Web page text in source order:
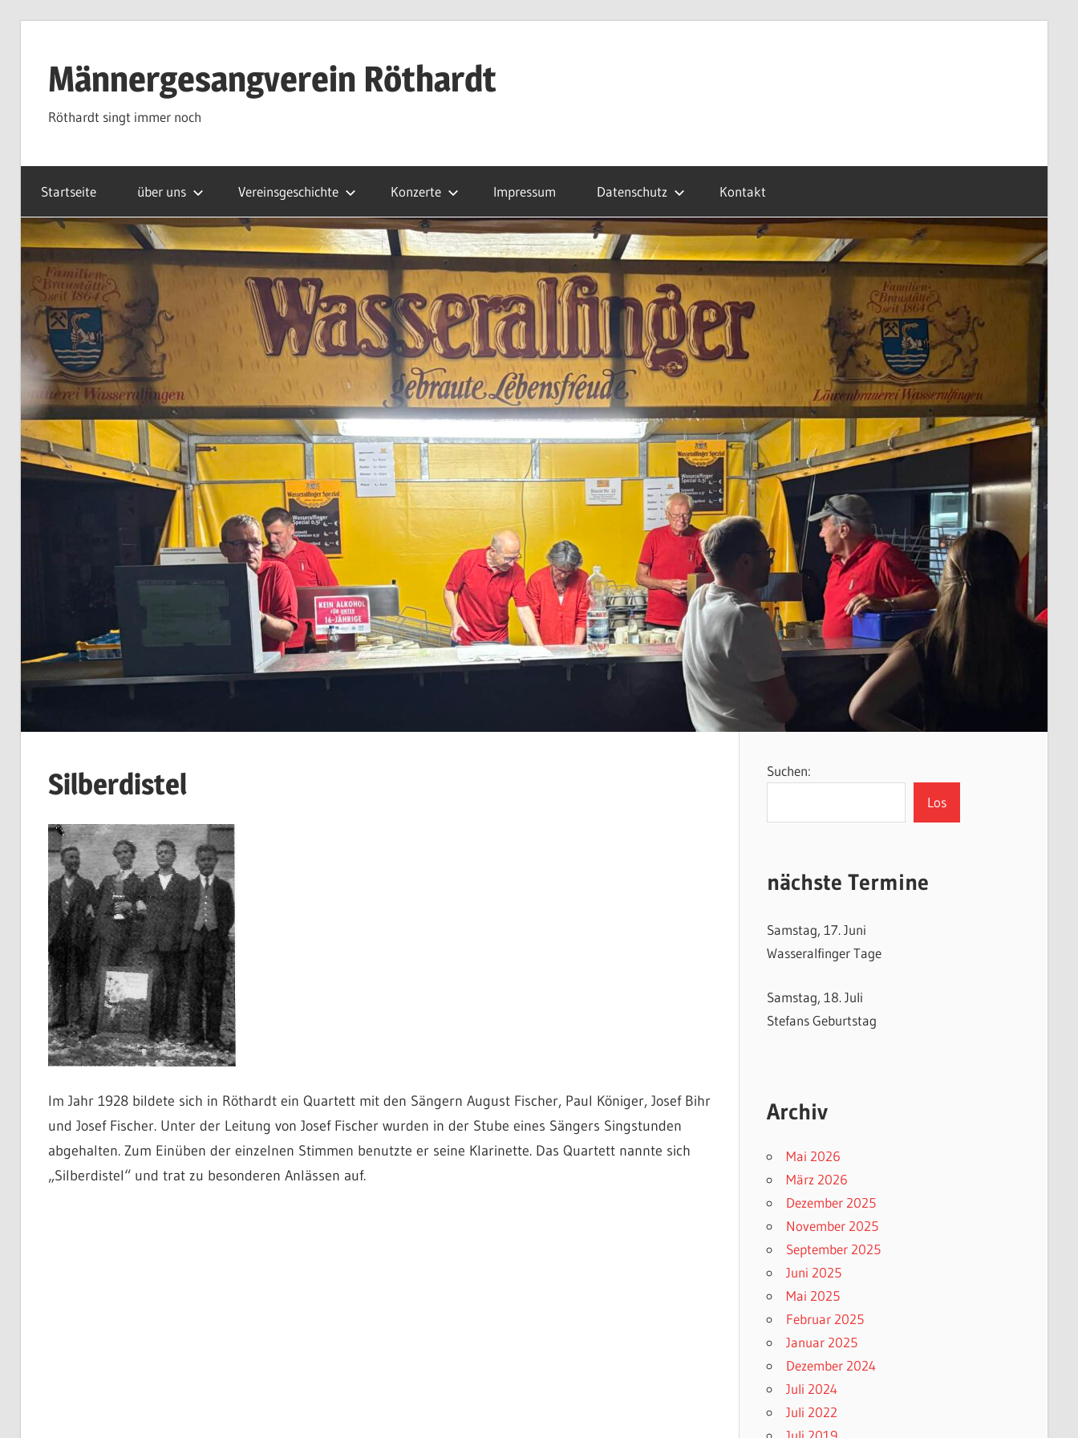
springenMännergesangverein Röthardt
Röthardt singt immer noch
Startseite über uns Vereinsgeschichte Konzerte Impressum Datenschutz Kontakt
Silberdistel
Im Jahr 1928 bildete sich in Röthardt ein Quartett mit den Sängern August Fischer, Paul Königer, Josef Bihr
und Josef Fischer. Unter der Leitung von Josef Fischer wurden in der Stube eines Sängers Singstunden
abgehalten. Zum Einüben der einzelnen Stimmen benutzte er seine Klarinette. Das Quartett nannte sich
„Silberdistel“ und trat zu besonderen Anlässen auf.
Suchen:
Los
nächste Termine
Samstag, 17. Juni
Wasseralfinger Tage
Samstag, 18. Juli
Stefans Geburtstag
Archiv
Mai 2026
März 2026
Dezember 2025
November 2025
September 2025
Juni 2025
Mai 2025
Februar 2025
Januar 2025
Dezember 2024
Juli 2024
Juli 2022